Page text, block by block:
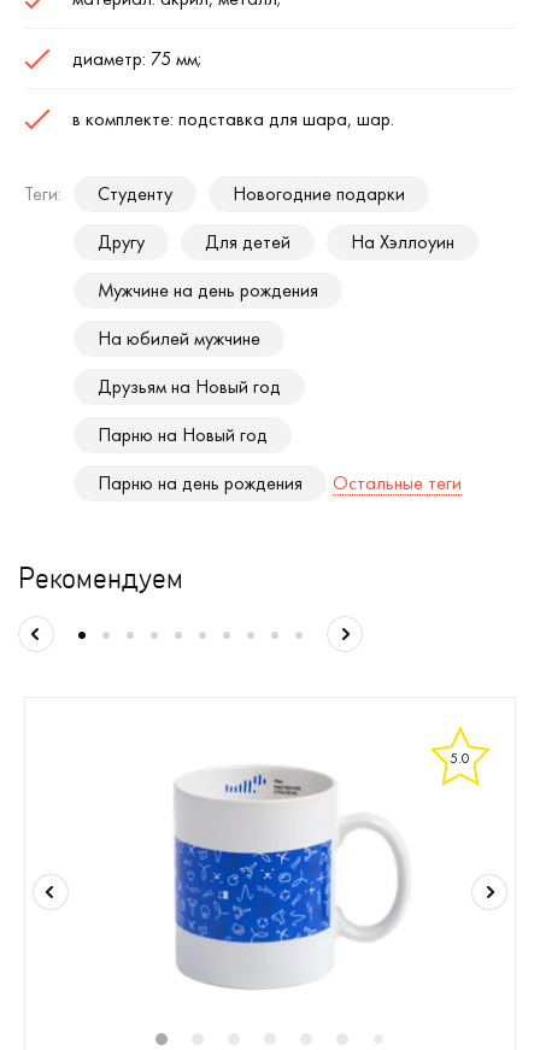
диаметр: 75 мм;
в комплекте: подставка для шара, шар.
Теги: Студенту
Новогодние подарки
Другу
Для детей
На Хэллоуин
Мужчине на день рождения
На юбилей мужчине
Друзьям на Новый год
Парню на Новый год
Парню на день рождения
Остальные теги
Рекомендуем
5.0